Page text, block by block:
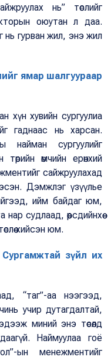
нь” төслийг
оюутан л даа.
нь гурван жил, энэ жил
ямар шалгуураар
хүн хувийн сургуулиа
гаднаас нь харсан.
найман сургуулийг
өмчийн ерөнхий
сайжруулахад
Дэмжлэг үзүүлье
ийм байдаг юм,
судлаад, өөрсдийнхөө
хийсэн юм.
зүйл их
“таг”-аа нээгээд,
учир дутагдалтай,
миний энэ төсөлд
Наймуулаа гоё
ын менежментийг